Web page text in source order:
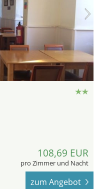
108,69 EUR
pro Zimmer und Nacht
zum Angebot